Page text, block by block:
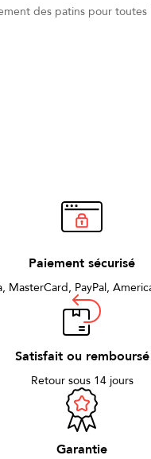
des patins pour toutes
Paiement sécurisé
MasterCard, PayPal,
Satisfait ou remboursé
Retour sous 14 jours
Garantie